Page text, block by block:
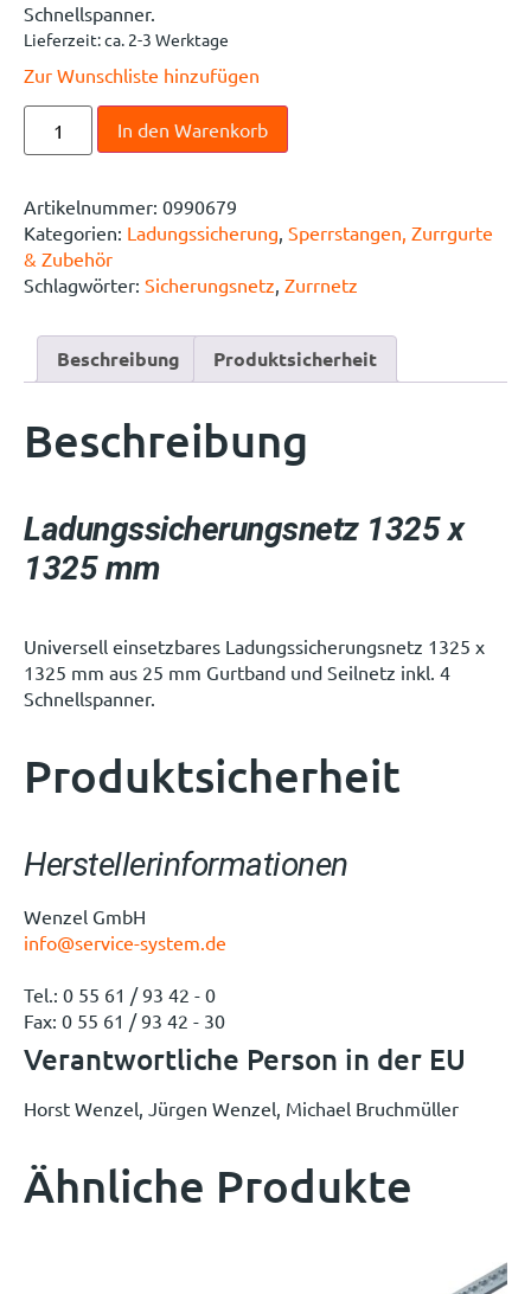
Schnellspanner.
Lieferzeit:ca. 2-3 Werktage
Zur Wunschliste hinzufügen
In den Warenkorb
Artikelnummer: 0990679
Kategorien: Ladungssicherung, Sperrstangen, Zurrgurte
& Zubehör
Schlagwörter: Sicherungsnetz, Zurrnetz
Beschreibung Produktsicherheit
Beschreibung
Ladungssicherungsnetz 1325 x
1325 mm
Universell einsetzbares Ladungssicherungsnetz 1325 x
1325 mm aus 25 mm Gurtband und Seilnetz inkl. 4
Schnellspanner.
Produktsicherheit
Herstellerinformationen
Wenzel GmbH
info@service-system.de
Tel.: 0 55 61 / 93 42 - 0
Fax: 0 55 61 / 93 42 - 30
Verantwortliche Person in der EU
Horst Wenzel, Jürgen Wenzel, Michael Bruchmüller
Ähnliche Produkte